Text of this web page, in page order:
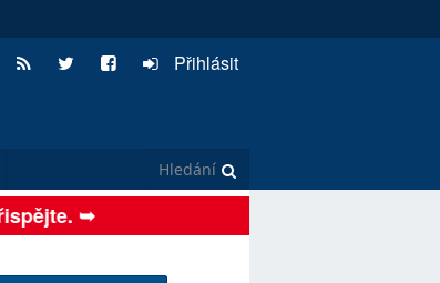
Přihlásit
➥